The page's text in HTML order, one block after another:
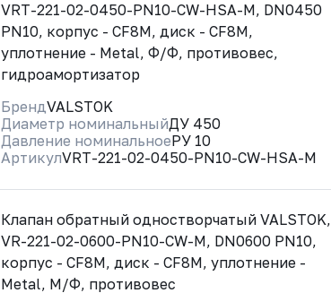
VRT-221-02-0450-PN10-CW-HSA-M, DN0450
PN10, корпус - CF8M, диск - CF8M,
уплотнение - Metal, Ф/Ф, противовес,
гидроамортизатор
БрендVALSTOK
Диаметр номинальныйДУ 450
Давление номинальноеРУ 10
АртикулVRT-221-02-0450-PN10-CW-HSA-M
Клапан обратный одностворчатый VALSTOK,
VR-221-02-0600-PN10-CW-M, DN0600 PN10,
корпус - CF8M, диск - CF8M, уплотнение -
Metal, М/Ф, противовес